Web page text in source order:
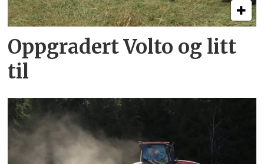
Oppgradert Volto og litt
til